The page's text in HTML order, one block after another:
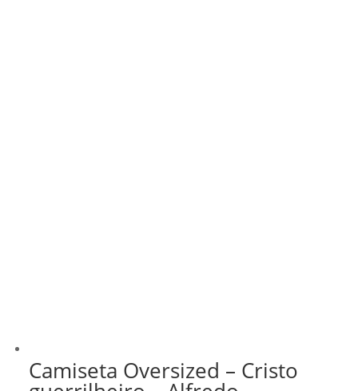
Camiseta Oversized – Cristo